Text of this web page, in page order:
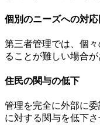
個別のニーズへの対
第三者管理では、個
ることが難しい場合が
住民の関与の低下
管理を完全に外部に
に対する関与を低下さ